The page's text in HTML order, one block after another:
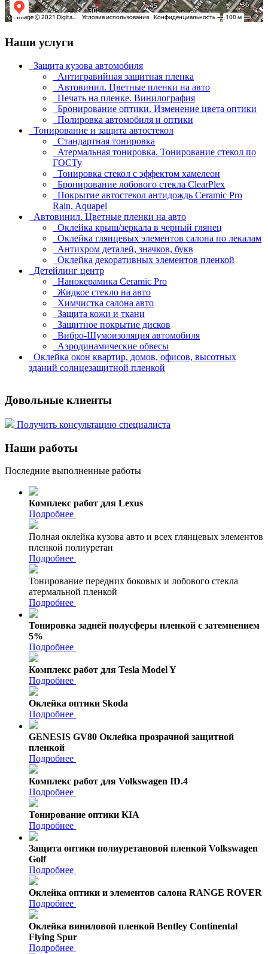
Наши услуги
Защита кузова автомобиля
Антигравийная защитная пленка
Автовинил. Цветные пленки на авто
Печать на пленке. Винилография
Бронирование оптики. Изменение цвета оптики
Полировка автомобиля и оптики
Тонирование и защита автостекол
Стандартная тонировка
Атермальная тонировка. Тонирование стекол по
ГОСТу
Тонировка стекол с эффектом хамелеон
Бронирование лобового стекла ClearPlex
Покрытие автостекол антидождь Ceramic Pro
Rain, Aquapel
Автовинил. Цветные пленки на авто
Оклейка крыш/зеркала в черный глянец
Оклейка глянцевых элементов салона по лекалам
Антихром деталей, значков, букв
Оклейка декоративных элементов пленкой
Детейлинг центр
Нанокерамика Ceramic Pro
Жидкое стекло на авто
Химчистка салона авто
Защита кожи и ткани
Защитное покрытие дисков
Вибро-Шумоизоляция автомобиля
Аэродинамические обвесы
Оклейка окон квартир, домов, офисов, высотных
зданий солнцезащитной пленкой
Довольные клиенты
Получить консультацию специалиста
Наши работы
Последние выполненные работы
Комплекс работ для Lexus
Подробнее
Полная оклейка кузова авто и всех глянцевых элементов
пленкой полиуретан
Подробнее
Тонирование передних боковых и лобового стекла
атермальной пленкой
Подробнее
Тонировка задней полусферы пленкой с затемнением
5%
Подробнее
Комплекс работ для Tesla Model Y
Подробнее
Оклейка оптики Skoda
Подробнее
GENESIS GV80 Оклейка прозрачной защитной
пленкой
Подробнее
Комплекс работ для Volkswagen ID.4
Подробнее
Тонирование оптики KIA
Подробнее
Защита оптики полиуретановой пленкой Volkswagen
Golf
Подробнее
Оклейка оптики и элементов салона RANGE ROVER
Подробнее
Оклейка виниловой пленкой Bentley Continental
Flying Spur
Подробнее